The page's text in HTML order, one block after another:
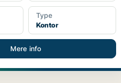
Type
Kontor
Mere info